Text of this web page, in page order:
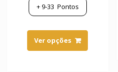
+9-33 Pontos
Ver opções
has